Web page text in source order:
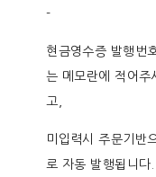
-
현금영수증 발행번
는 메모란에 적어주
고,
미입력시 주문기반
로 자동 발행됩니다.